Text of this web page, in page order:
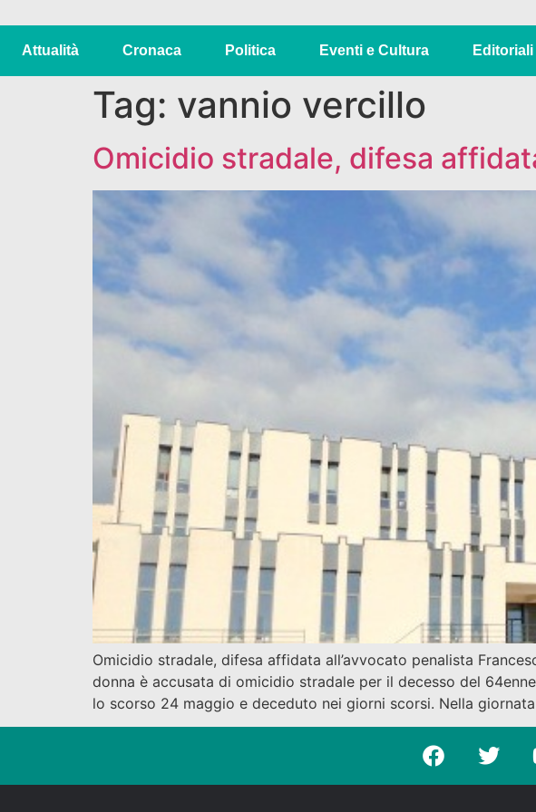
Attualità Cronaca Politica Eventi e Cultura Editoriali
Tag: vannio vercillo
Omicidio stradale, difesa
Omicidio stradale, difesa affidata all’avvocato penalista
donna è accusata di omicidio stradale per il decesso del
lo scorso 24 maggio e deceduto nei giorni scorsi. Nella